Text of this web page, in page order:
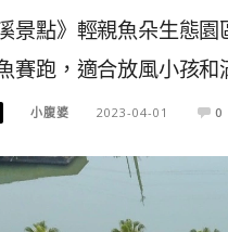
景點》輕親魚朵生態
賽跑，適合放風小孩
小腹婆 2023-04-01 0